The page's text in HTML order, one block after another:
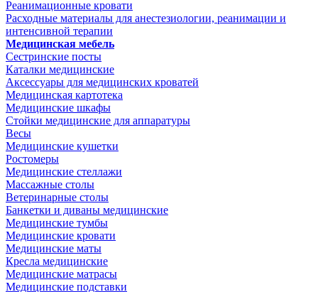
Реанимационные кровати
Расходные материалы для анестезиологии, реанимации и
интенсивной терапии
Медицинская мебель
Сестринские посты
Каталки медицинские
Аксессуары для медицинских кроватей
Медицинская картотека
Медицинские шкафы
Стойки медицинские для аппаратуры
Весы
Медицинские кушетки
Ростомеры
Медицинские стеллажи
Массажные столы
Ветеринарные столы
Банкетки и диваны медицинские
Медицинские тумбы
Медицинские кровати
Медицинские маты
Кресла медицинские
Медицинские матрасы
Медицинские подставки